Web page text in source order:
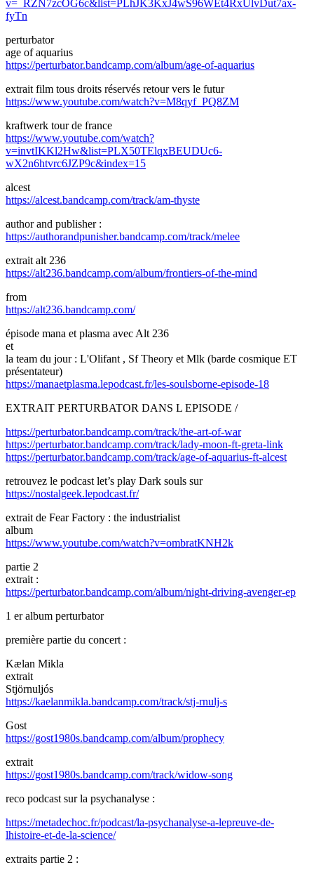
v=_RZN7zcOG6c&list=PLhJK3KxJ4wS96WEt4RxUlvDut7ax-
fyTn
perturbator
age of aquarius
https://perturbator.bandcamp.com/album/age-of-aquarius
extrait film tous droits réservés retour vers le futur
https://www.youtube.com/watch?v=M8qyf_PQ8ZM
kraftwerk tour de france
https://www.youtube.com/watch?
v=invtIKKl2Hw&list=PLX50TElqxBEUDUc6-
wX2n6htvrc6JZP9c&index=15
alcest
https://alcest.bandcamp.com/track/am-thyste
author and publisher :
https://authorandpunisher.bandcamp.com/track/melee
extrait alt 236
https://alt236.bandcamp.com/album/frontiers-of-the-mind
from
https://alt236.bandcamp.com/
épisode mana et plasma avec Alt 236
et
la team du jour : L'Olifant , Sf Theory et Mlk (barde cosmique ET
présentateur)
https://manaetplasma.lepodcast.fr/les-soulsborne-episode-18
EXTRAIT PERTURBATOR DANS L EPISODE /
https://perturbator.bandcamp.com/track/the-art-of-war
https://perturbator.bandcamp.com/track/lady-moon-ft-greta-link
https://perturbator.bandcamp.com/track/age-of-aquarius-ft-alcest
retrouvez le podcast let’s play Dark souls sur
https://nostalgeek.lepodcast.fr/
extrait de Fear Factory : the industrialist
album
https://www.youtube.com/watch?v=ombratKNH2k
partie 2
extrait :
https://perturbator.bandcamp.com/album/night-driving-avenger-ep
1 er album perturbator
première partie du concert :
Kælan Mikla
extrait
Stjörnuljós
https://kaelanmikla.bandcamp.com/track/stj-rnulj-s
Gost
https://gost1980s.bandcamp.com/album/prophecy
extrait
https://gost1980s.bandcamp.com/track/widow-song
reco podcast sur la psychanalyse :
https://metadechoc.fr/podcast/la-psychanalyse-a-lepreuve-de-
lhistoire-et-de-la-science/
extraits partie 2 :